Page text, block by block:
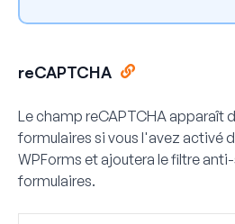
reCAPTCHA
Le champ reCAPTCHA apparaît
formulaires si vous l'avez activé
WPForms et ajoutera le filtre
formulaires.